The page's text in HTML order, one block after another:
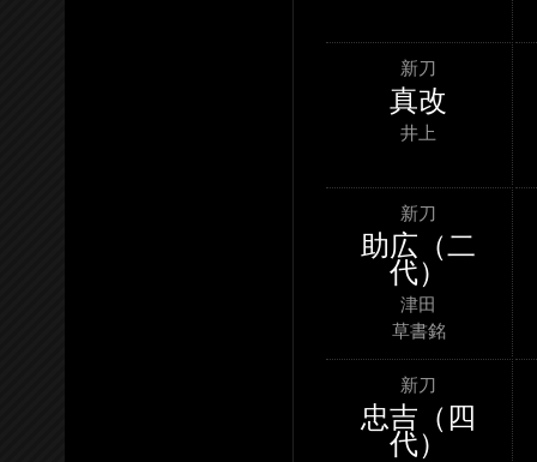
新刀
真改
井上
新刀
助広（二
代）
津田
草書銘
新刀
忠吉（四
代）